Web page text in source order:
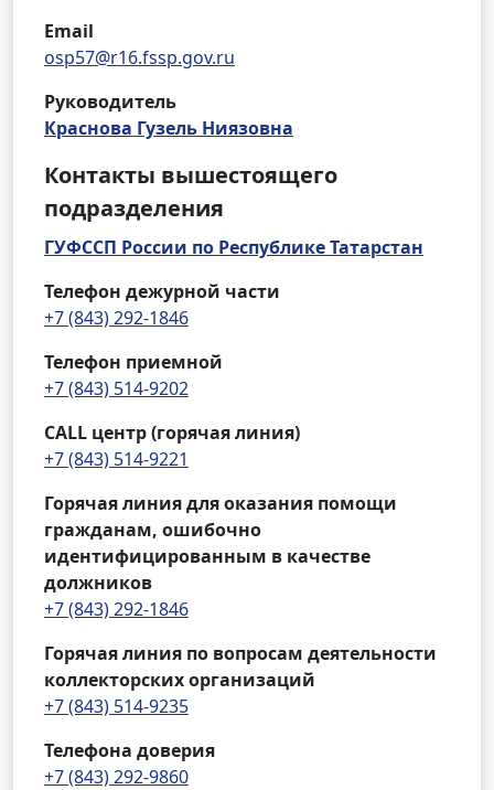
Email
osp57@r16.fssp.gov.ru
Руководитель
Краснова Гузель Ниязовна
Контакты вышестоящего
подразделения
ГУФССП России по Республике Татарстан
Телефон дежурной части
+7 (843) 292-1846
Телефон приемной
+7 (843) 514-9202
CALL центр (горячая линия)
+7 (843) 514-9221
Горячая линия для оказания помощи
гражданам, ошибочно
идентифицированным в качестве
должников
+7 (843) 292-1846
Горячая линия по вопросам деятельности
коллекторских организаций
+7 (843) 514-9235
Телефона доверия
+7 (843) 292-9860